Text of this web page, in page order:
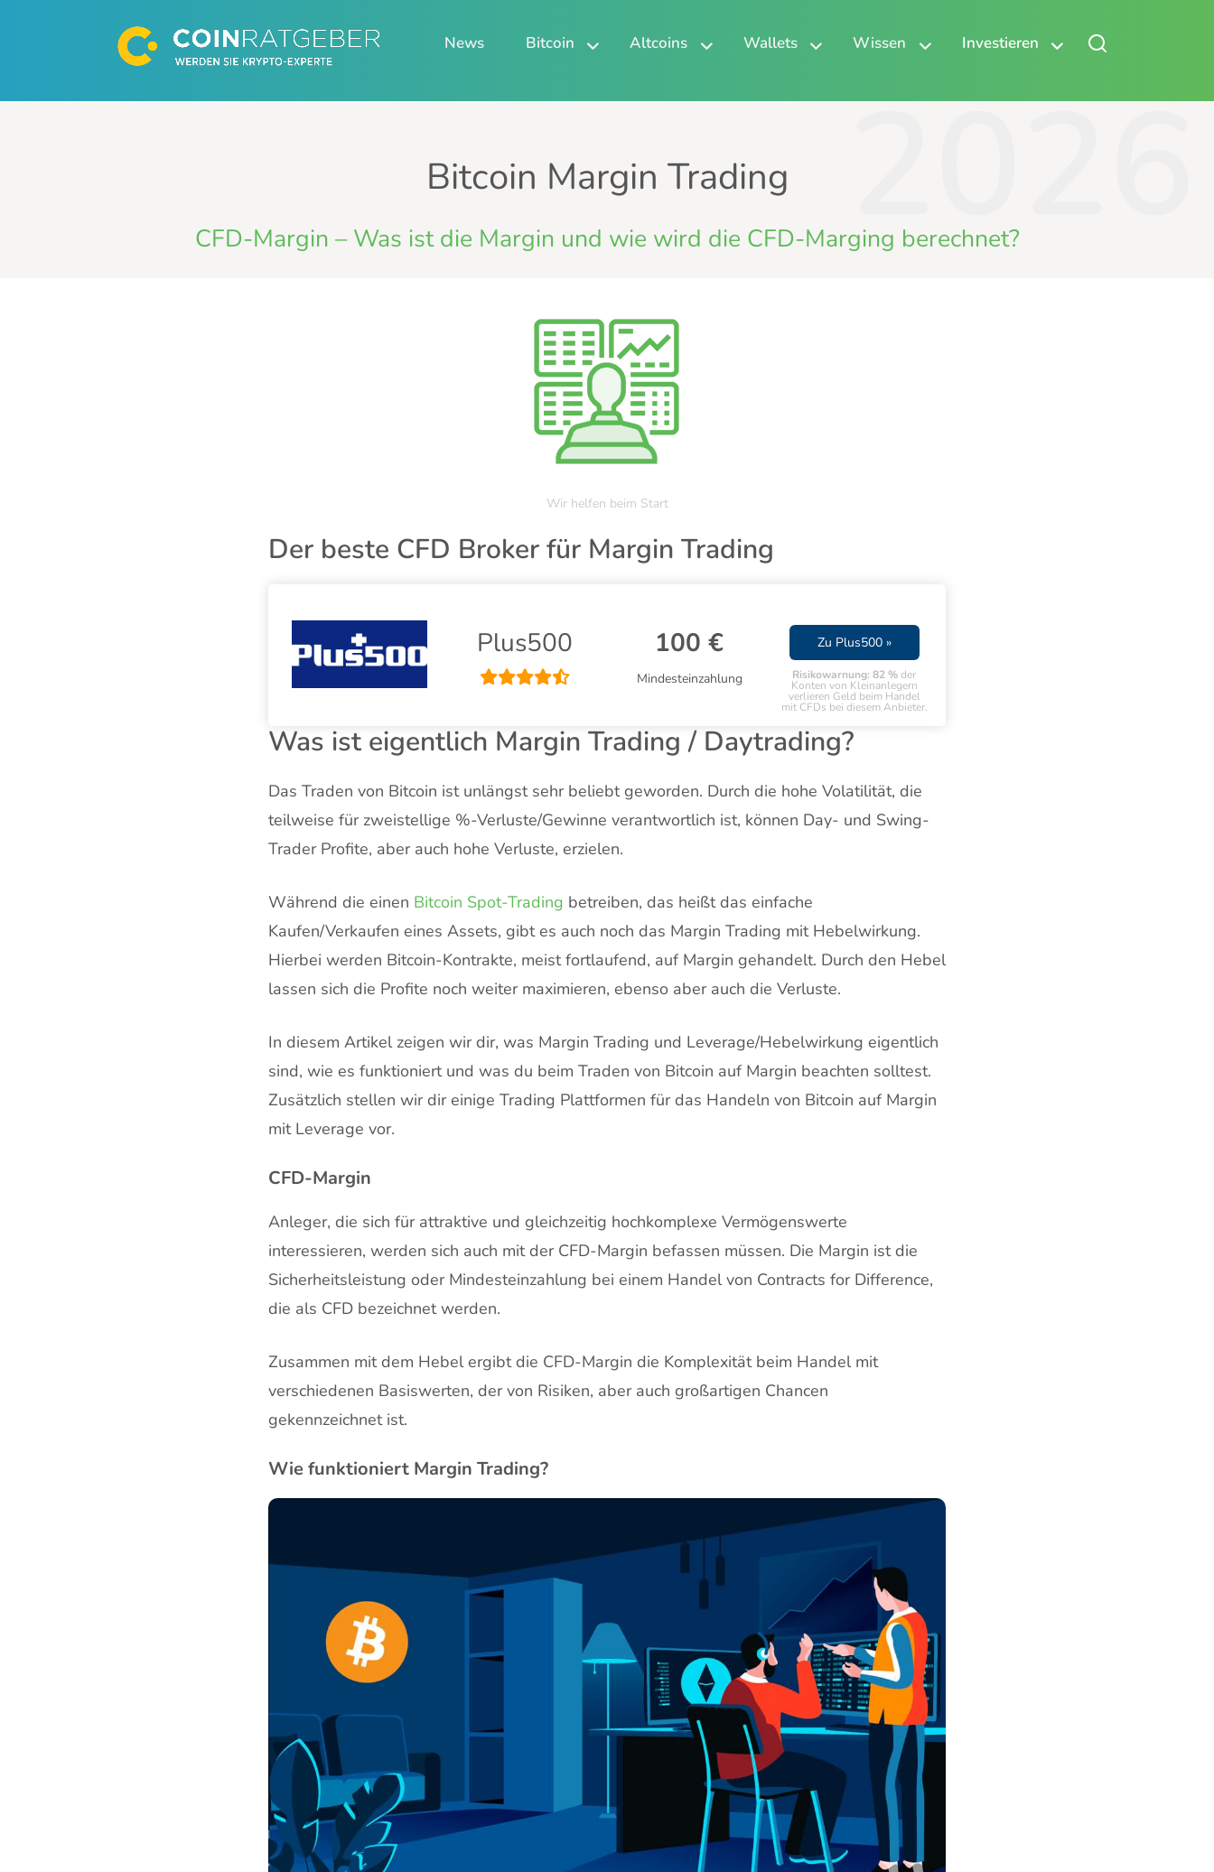
News Bitcoin Altcoins Wallets Wissen Investieren
Bitcoin Margin Trading
CFD-Margin – Was ist die Margin und wie wird die CFD-Marging berechnet?2026
Wir helfen beim Start
Der beste CFD Broker für Margin Trading
Plus500 100 €
Mindesteinzahlung
Zu Plus500 »
Risikowarnung: 82 %der
Konten von Kleinanlegern
verlieren Geld beim Handel
mit CFDs bei diesem Anbieter.
Was ist eigentlich Margin Trading / Daytrading?
Das Traden von Bitcoin ist unlängst sehr beliebt geworden. Durch die hohe Volatilität, die
teilweise für zweistellige %-Verluste/Gewinne verantwortlich ist, können Day- und Swing-
Trader Profite, aber auch hohe Verluste, erzielen.
Während die einen Bitcoin Spot-Trading betreiben, das heißt das einfache
Kaufen/Verkaufen eines Assets, gibt es auch noch das Margin Trading mit Hebelwirkung.
Hierbei werden Bitcoin-Kontrakte, meist fortlaufend, auf Margin gehandelt. Durch den Hebel
lassen sich die Profite noch weiter maximieren, ebenso aber auch die Verluste.
In diesem Artikel zeigen wir dir, was Margin Trading und Leverage/Hebelwirkung eigentlich
sind, wie es funktioniert und was du beim Traden von Bitcoin auf Margin beachten solltest.
Zusätzlich stellen wir dir einige Trading Plattformen für das Handeln von Bitcoin auf Margin
mit Leverage vor.
CFD-Margin
Anleger, die sich für attraktive und gleichzeitig hochkomplexe Vermögenswerte
interessieren, werden sich auch mit der CFD-Margin befassen müssen. Die Margin ist die
Sicherheitsleistung oder Mindesteinzahlung bei einem Handel von Contracts for Difference,
die als CFD bezeichnet werden.
Zusammen mit dem Hebel ergibt die CFD-Margin die Komplexität beim Handel mit
verschiedenen Basiswerten, der von Risiken, aber auch großartigen Chancen
gekennzeichnet ist.
Wie funktioniert Margin Trading?